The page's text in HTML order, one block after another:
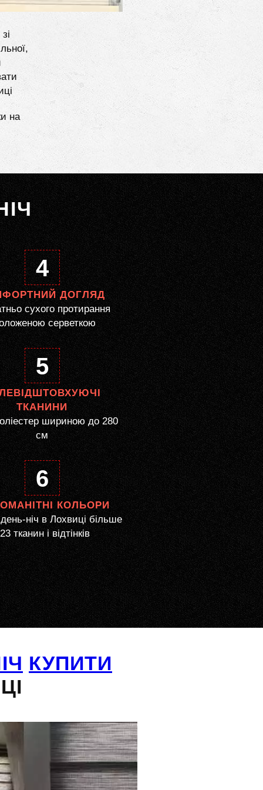
на
4
ДОГЛЯД
сухого протирання
серветкою
5
ТКАНИНИ
шириною до 280
см
6
КОЛЬОРИ
ніч в Лохвиці більше
тканин і відтінків
КУПИТИ